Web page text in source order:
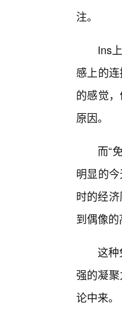
注。
Ins
感上的
的感觉
原因。
而“
明显的
时的经
到偶像
这
强的凝
论中来。